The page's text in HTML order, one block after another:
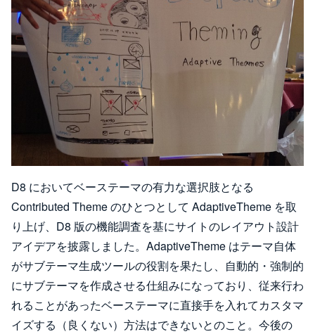
D8 においてベーステーマの有力な選択肢となる
Contributed Theme のひとつとして AdaptiveTheme を取
り上げ、D8 版の機能調査を基にサイトのレイアウト設計
アイデアを披露しました。AdaptiveTheme はテーマ自体
がサブテーマ生成ツールの役割を果たし、自動的・強制的
にサブテーマを作成させる仕組みになっており、従来行わ
れることがあったベーステーマに直接手を入れてカスタマ
イズする（良くない）方法はできないとのこと。今後の